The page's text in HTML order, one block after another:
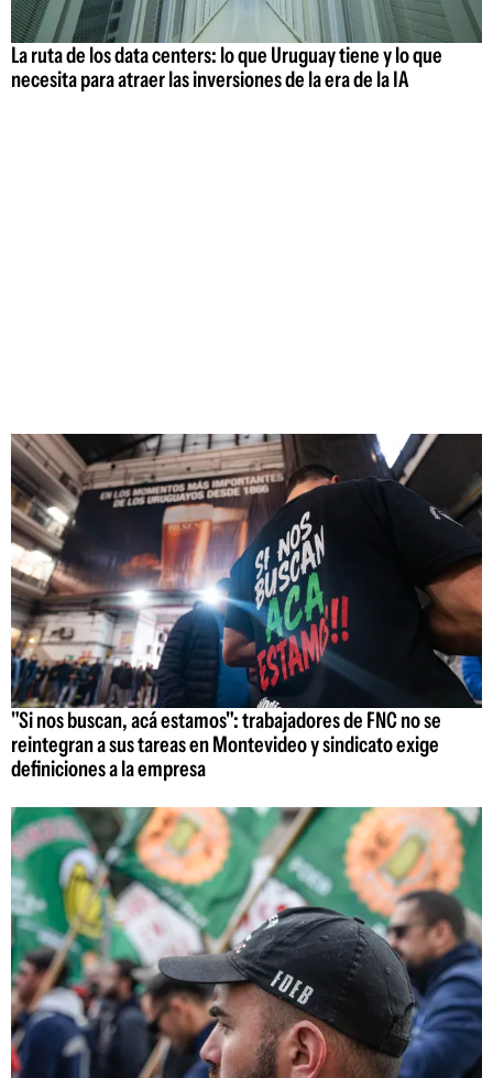
La ruta de los data centers: lo que Uruguay tiene y lo que
necesita para atraer las inversiones de la era de la IA
"Si nos buscan, acá estamos": trabajadores de FNC no se
reintegran a sus tareas en Montevideo y sindicato exige
definiciones a la empresa